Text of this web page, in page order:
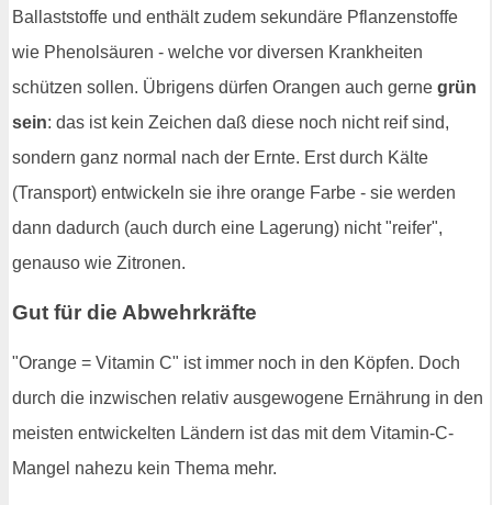
Ballaststoffe und enthält zudem sekundäre Pflanzenstoffe
wie Phenolsäuren - welche vor diversen Krankheiten
schützen sollen. Übrigens dürfen Orangen auch gerne grün
sein: das ist kein Zeichen daß diese noch nicht reif sind,
sondern ganz normal nach der Ernte. Erst durch Kälte
(Transport) entwickeln sie ihre orange Farbe - sie werden
dann dadurch (auch durch eine Lagerung) nicht "reifer",
genauso wie Zitronen.
Gut für die Abwehrkräfte
"Orange = Vitamin C" ist immer noch in den Köpfen. Doch
durch die inzwischen relativ ausgewogene Ernährung in den
meisten entwickelten Ländern ist das mit dem Vitamin-C-
Mangel nahezu kein Thema mehr.